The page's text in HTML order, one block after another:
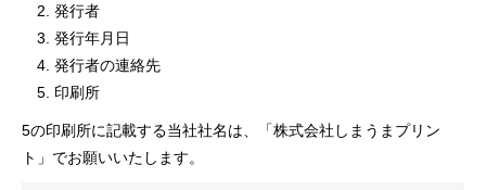
発行者
発行年月日
発行者の連絡先
印刷所
5の印刷所に記載する当社社名は、「株式会社しまうまプリン
ト」でお願いいたします。